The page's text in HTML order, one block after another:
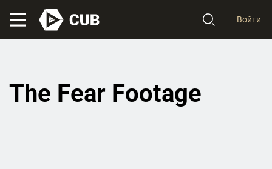
Войти
The Fear Footage